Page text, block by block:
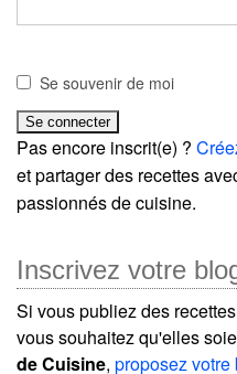
Se souvenir de moi
Pas encore inscrit(e) ?
et partager des recettes
passionnés de cuisine.
Inscrivez votre
Si vous publiez des
vous souhaitez qu'elles
de Cuisine, proposez votre